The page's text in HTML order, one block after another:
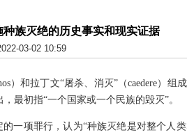
族灭绝的历史事实和现实证据
03-02 10:59
）和拉丁文“屠杀、消灭”（caedere）组
最初指“一个国家或一个民族的毁灭”。
一项罪行，认为“种族灭绝是对整个人